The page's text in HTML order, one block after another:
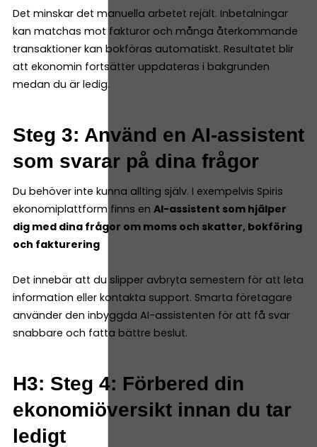
Det minskar det manuella arbetet rejält. Inbetalningar
kan matchas mot fakturor och många återkommande
transaktioner kan bokföras automatiskt. Resultatet blir
att ekonomin fortsätter uppdateras i bakgrunden
medan du är ledig.
Steg 3: Använd en AI-assistent
som svarar på dina frågor
Du behöver inte kunna allting själv. I exempelvis Spiris
ekonomiplattform finns en AI-assistent som hjälper
dig med dina frågor om moms och skatter, bokföring
och fakturering
Det innebär att du slipper avbryta semestern för att leta
information eller kontakta support. Smarta företagare
använder den inbyggda AI-assistenten för att få svar
snabbare och fatta bättre beslut.
H3: Steg 4: Förbered din
ekonomiöversikt innan du tar
ledigt